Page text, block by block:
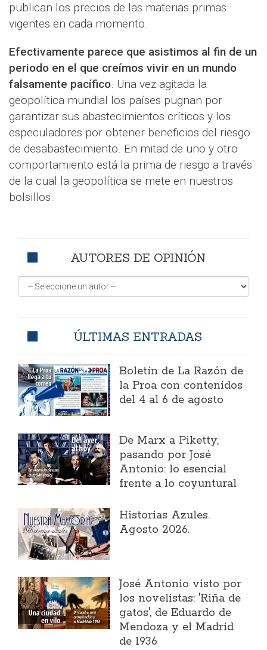
publican los precios de las materias primas
vigentes en cada momento.
Efectivamente parece que asistimos al fin de un
periodo en el que creímos vivir en un mundo
falsamente pacífico. Una vez agitada la
geopolítica mundial los países pugnan por
garantizar sus abastecimientos críticos y los
especuladores por obtener beneficios del riesgo
de desabastecimiento. En mitad de uno y otro
comportamiento está la prima de riesgo a través
de la cual la geopolítica se mete en nuestros
bolsillos.
AUTORES DE OPINIÓN
ÚLTIMAS ENTRADAS
Boletín de La Razón de
la Proa con contenidos
del 4 al 6 de agosto
​De Marx a Piketty,
pasando por José
Antonio: lo esencial
frente a lo coyuntural
Historias Azules.
Agosto 2026.
José Antonio visto por
los novelistas: 'Riña de
gatos', de Eduardo de
Mendoza y el Madrid
de 1936